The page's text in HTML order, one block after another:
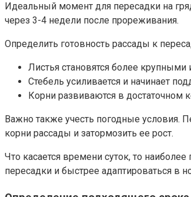
Идеальный момент для пересадки на
через 3-4 недели после прореживания.
Определить готовность рассады к
Листья становятся более
Стебель усиливается и начинает
Корни развиваются в достаточном
Важно также учесть погодные условия.
корни рассады и затормозить ее рост.
Что касается времени суток, то
пересадки и быстрее адаптироваться в